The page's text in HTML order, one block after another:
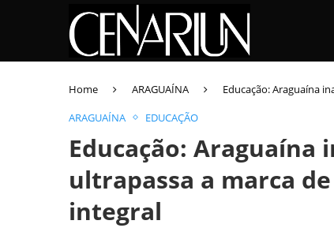
Home ARAGUAÍNA
Educação: Araguaína
ARAGUAÍNA
EDUCAÇÃO
Educação: Araguaína
ultrapassa a marca
integral